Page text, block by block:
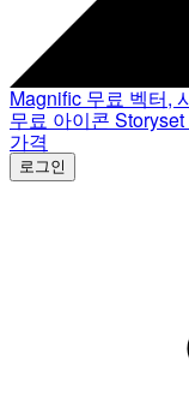
Magnific 무료 벡터,
무료 아이콘 Storyset
가격
로그인